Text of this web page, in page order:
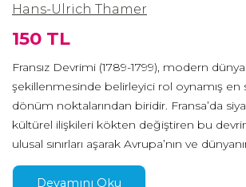
Hans-Ulrich Thamer
150 TL
Fransız Devrimi (1789-1799), modern
şekillenmesinde belirleyici rol oynamış en
dönüm noktalarından biridir. Fransa’da
kültürel ilişkileri kökten değiştiren bu
ulusal sınırları aşarak Avrupa’nın ve
derinden etkilemiştir. Anayasal
kültürün doğuşuna kadar uzanan
Devamını Oku